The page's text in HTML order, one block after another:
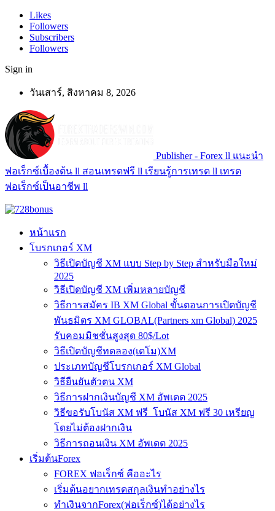
Likes
Followers
Subscribers
Followers
Sign in
วันเสาร์, สิงหาคม 8, 2026
Publisher - Forex ll แนะนำ
ฟอเร็กซ์เบื้องต้น ll สอนเทรดฟรี ll เรียนรู้การเทรด ll เทรด
ฟอเร็กซ์เป็นอาชีพ ll
หน้าแรก
โบรกเกอร์ XM
วิธีเปิดบัญชี XM แบบ Step by Step สำหรับมือใหม่
2025
วิธีเปิดบัญชี XM เพิ่มหลายบัญชี
วิธีการสมัคร IB XM Global ขั้นตอนการเปิดบัญชี
พันธมิตร XM GLOBAL(Partners xm Global) 2025
รับคอมมิชชั่นสูงสุด 80$/Lot
วิธีเปิดบัญชีทดลอง(เดโม)XM
ประเภทบัญชีโบรกเกอร์ XM Global
วิธียืนยันตัวตน XM
วิธีการฝากเงินบัญชี XM อัพเดต 2025
วิธีขอรับโบนัส XM ฟรี โบนัส XM ฟรี 30 เหรียญ
โดยไม่ต้องฝากเงิน
วิธีการถอนเงิน XM อัพเดต 2025
เริ่มต้นForex
FOREX ฟอเร็กซ์ คืออะไร
เริ่มต้นอยากเทรดสกุลเงินทำอย่างไร
ทำเงินจากForex(ฟอเร็กซ์)ได้อย่างไร